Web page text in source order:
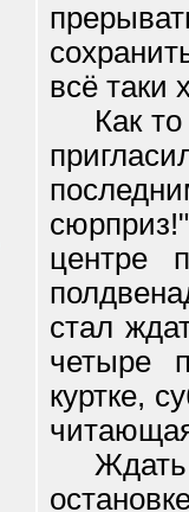
всё таки
Как то
центре
стал
четыре
куртке,
Ждать